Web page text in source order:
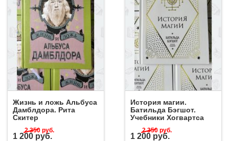
Жизнь и ложь Альбуса
Дамблдора. Рита
Скитер
2 350 руб.
1 200 руб.
История магии.
Батильда Бэгшот.
Учебники Хогвартса
2 350 руб.
1 200 руб.